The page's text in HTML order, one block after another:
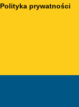
Polityka prywatności